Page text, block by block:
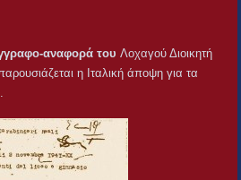
αναφορά τουΛοχαγού Διοικητή
η Ιταλική άποψη για τα